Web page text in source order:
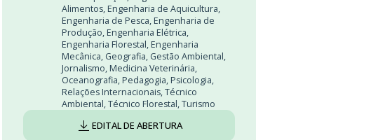
Alimentos, Engenharia de Aquicultura,
Engenharia de Pesca, Engenharia de
Produção, Engenharia Elétrica,
Engenharia Florestal, Engenharia
Mecânica, Geografia, Gestão Ambiental,
Jornalismo, Medicina Veterinária,
Oceanografia, Pedagogia, Psicologia,
Relações Internacionais,Técnico
Ambiental,Técnico Florestal,Turismo
EDITAL DE ABERTURA